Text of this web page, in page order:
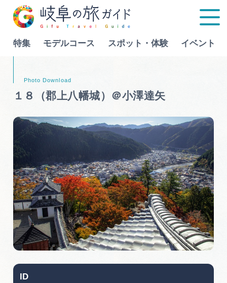
特集 モデルコース スポット・体験 イベント
特集
モデルコース
スポット・体験
イベント
グルメ
旅の予約
Language
行きたいリストを見る
１８（郡上八幡城）＠小澤達矢
ID